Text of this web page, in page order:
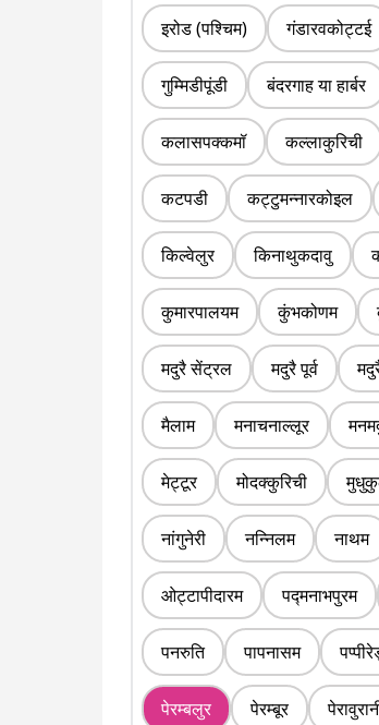
इरोड (पश्चिम) गंडारवकोट्टई
गुम्मिडीपूंडी बंदरगाह या हार्बर
कलासपक्कमॉ कल्लाकुरिची
कटपडी कट्टुमन्नारकोइल
किल्वेलुर किनाथुकदावु
कुमारपालयम कुंभकोणम
मदुरै सेंट्रल मदुरै पूर्व
मैलाम मनाचनाल्लूर
मेट्टूर मोदक्कुरिची
नांगुनेरी नन्निलम नाथम
ओट्टापीदारम पद्मनाभपुरम
पनरुति पापनासम
पेरम्बलुर पेरम्बूर